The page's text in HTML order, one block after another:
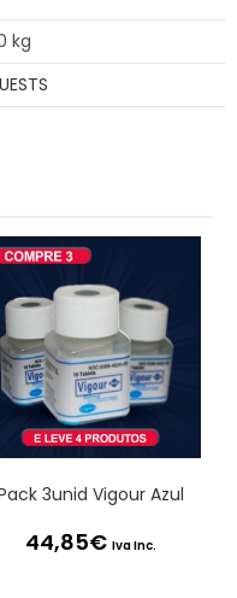
kg
3unid Vigour Azul
44,85€ Iva Inc.